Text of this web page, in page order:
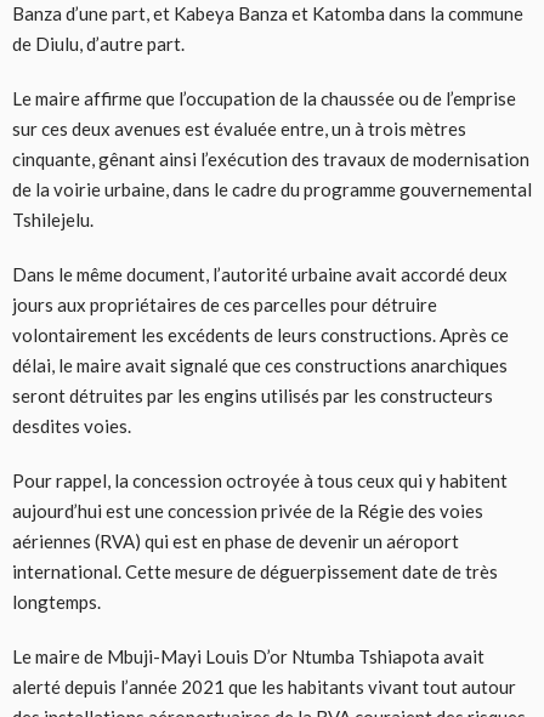
Banza d’une part, et Kabeya Banza et Katomba dans la commune
de Diulu, d’autre part.
Le maire affirme que l’occupation de la chaussée ou de l’emprise
sur ces deux avenues est évaluée entre, un à trois mètres
cinquante, gênant ainsi l’exécution des travaux de modernisation
de la voirie urbaine, dans le cadre du programme gouvernemental
Tshilejelu.
Dans le même document, l’autorité urbaine avait accordé deux
jours aux propriétaires de ces parcelles pour détruire
volontairement les excédents de leurs constructions. Après ce
délai, le maire avait signalé que ces constructions anarchiques
seront détruites par les engins utilisés par les constructeurs
desdites voies.
Pour rappel, la concession octroyée à tous ceux qui y habitent
aujourd’hui est une concession privée de la Régie des voies
aériennes (RVA) qui est en phase de devenir un aéroport
international. Cette mesure de déguerpissement date de très
longtemps.
Le maire de Mbuji-Mayi Louis D’or Ntumba Tshiapota avait
alerté depuis l’année 2021 que les habitants vivant tout autour